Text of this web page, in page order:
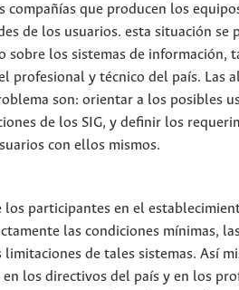
compañías que producen los
de los usuarios. esta situación se
sobre los sistemas de información,
profesional y técnico del país. Las
son: orientar a los posibles
de los SIG, y definir los
con ellos mismos.
los participantes en el
las condiciones mínimas,
de tales sistemas. Así
los directivos del país y en los